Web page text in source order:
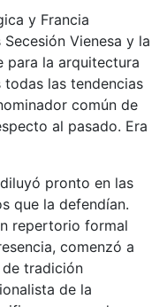
y Francia
Vienesa y la
para la arquitectura
todas las tendencias
común de
al pasado. Era
pronto en las
que la defendían.
repertorio formal
comenzó a
tradición
de la